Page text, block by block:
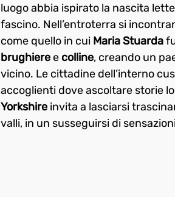
luogo abbia ispirato la nascita
fascino. Nell’entroterra si
come quello in cui Maria Stuarda
brughiere e colline, creando un
vicino. Le cittadine dell’interno
accoglienti dove ascoltare storie
Yorkshire invita a lasciarsi
valli, in un susseguirsi di